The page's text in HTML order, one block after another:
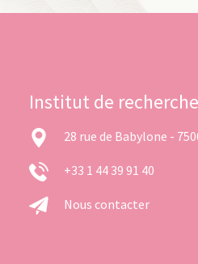
Institut de
28 rue de Babylone -
+33 1 44 39 91 40
Nous contacter